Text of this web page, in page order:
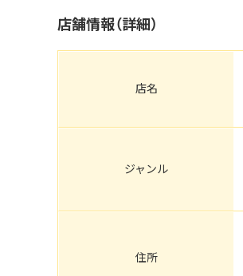
店舗情報（詳細）
店名
ジャンル
住所